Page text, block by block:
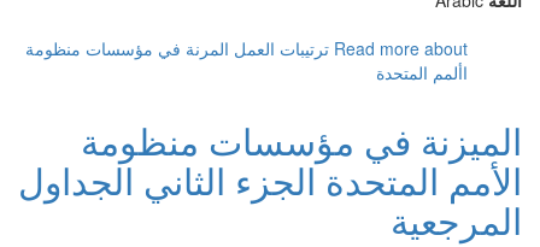
Read more about ترتيبات العمل المرنة في مؤسسات منظومة
األمم المتحدة
الميزنة في مؤسسات منظومة
الأمم المتحدة الجزء الثاني الجداول
المرجعية